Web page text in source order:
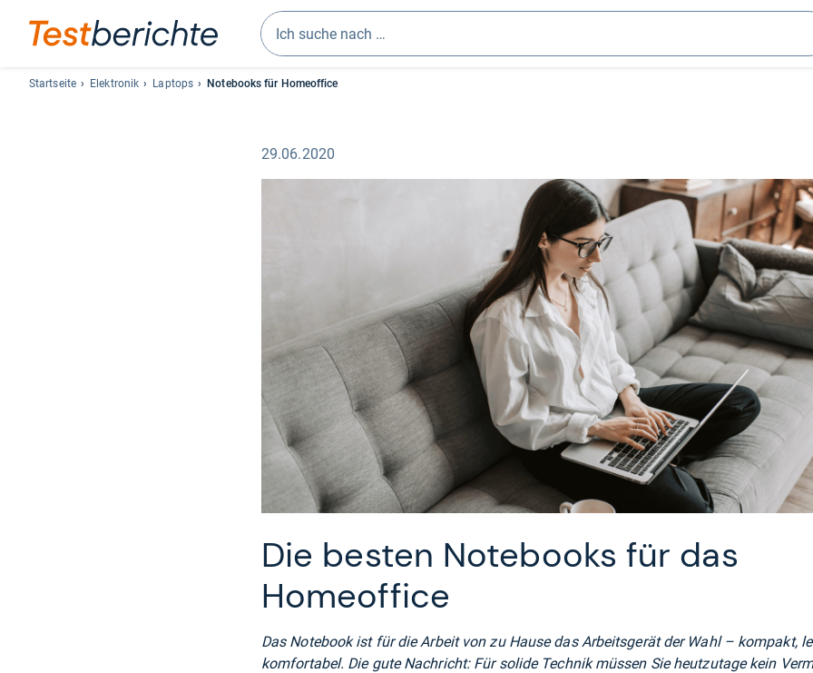
Sie
Zeichen
ein.
Vorschläge
Pfeiltasten
auswählen.
Startseite Elektronik Laptops Notebooks für Homeoffice
29.06.2020
Die besten Notebooks für das
Homeoffice
Das Notebook ist für die Arbeit von zu Hause das Arbeitsgerät der Wahl – kompakt,
komfortabel. Die gute Nachricht: Für solide Technik müssen Sie heutzutage kein